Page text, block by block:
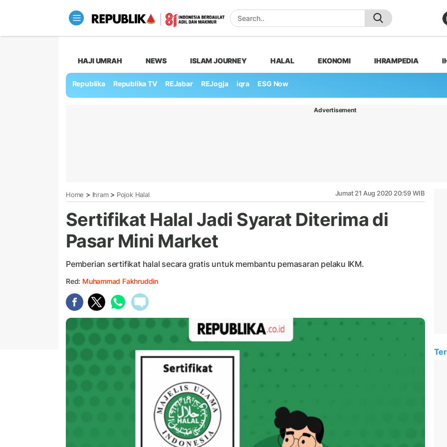
HAJI UMRAH NEWS ISLAM JOURNEY HALAL EKONOMI IHRAMPEDIA
Republika Republika TV REJabar REJogja iqra ESG Now
Advertisement
Home > Ihram> Pojok Halal Jumat 21 Aug 2020 20:59 WIB
Sertifikat Halal Jadi Syarat Diterima di
Pasar Mini Market
Pemberian sertifikat halal secara gratis untuk membantu pemasaran pelaku IKM.
Red: Muhammad Fakhruddin